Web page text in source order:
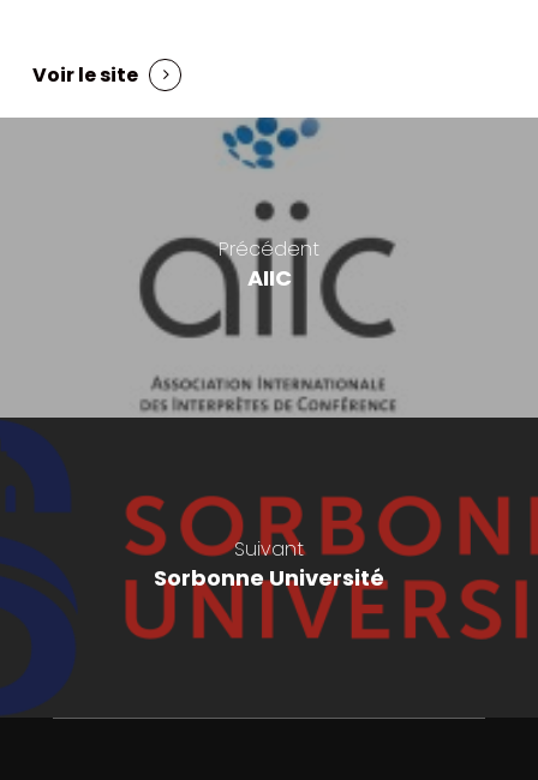
Voir le site
Précédent
AIIC
Suivant
Sorbonne Université